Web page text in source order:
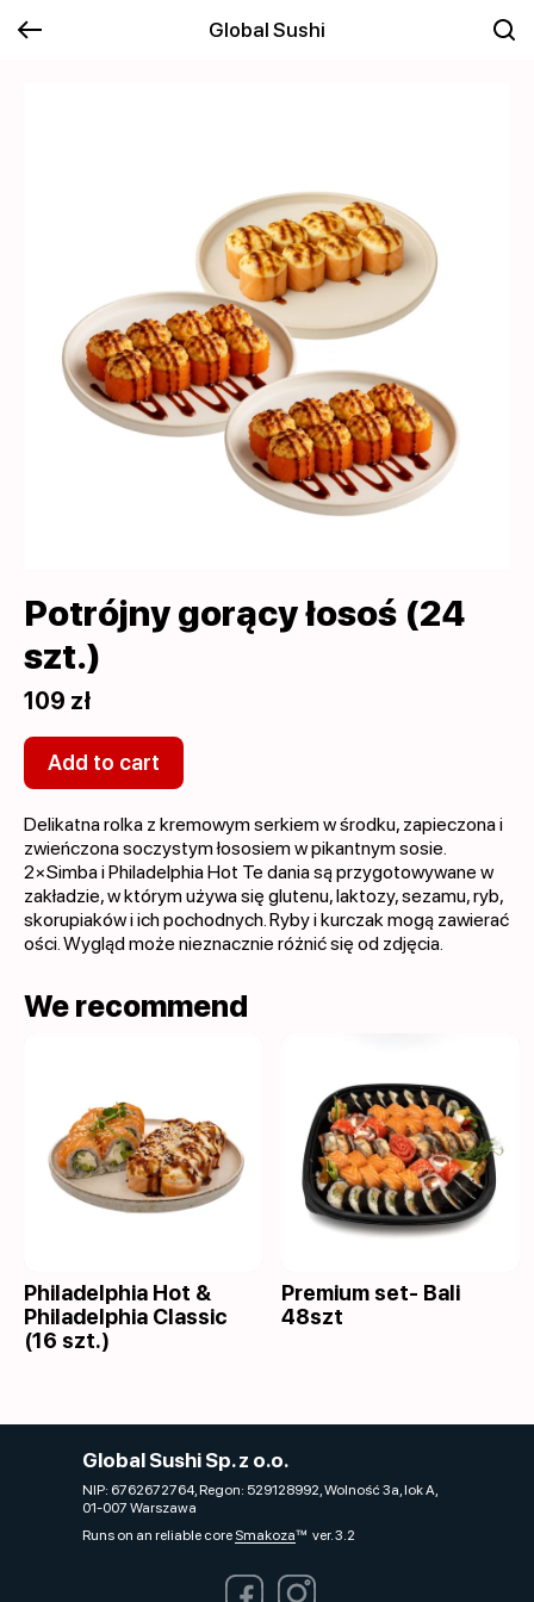
Global Sushi
Potrójny gorący łosoś (24
szt.)
109 zł
Add to cart
Delikatna rolka z kremowym serkiem w środku, zapieczona i
zwieńczona soczystym łososiem w pikantnym sosie.
2×Simba i Philadelphia Hot Te dania są przygotowywane w
zakładzie, w którym używa się glutenu, laktozy, sezamu, ryb,
skorupiaków i ich pochodnych. Ryby i kurczak mogą zawierać
ości. Wygląd może nieznacznie różnić się od zdjęcia.
We recommend
Philadelphia Hot &
Philadelphia Classic
(16 szt.)
Premium set- Bali
48szt
Global Sushi Sp. z o.o.
NIP: 6762672764, Regon: 529128992, Wolność 3a, lok A,
01-007 Warszawa
Runs on an reliable core Smakozaver. 3.2